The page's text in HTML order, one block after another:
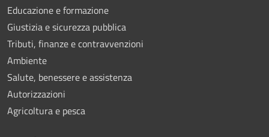
Educazione e formazione
Giustizia e sicurezza pubblica
Tributi, finanze e contravvenzioni
Ambiente
Salute, benessere e assistenza
Autorizzazioni
Agricoltura e pesca